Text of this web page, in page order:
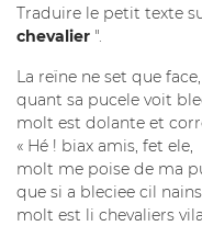
Traduire le petit texte
chevalier ".
La reïne ne set que face,
quant sa pucele voit
molt est dolante et
« Hé ! biax amis, fet ele,
molt me poise de ma
que si a bleciee cil
molt est li chevaliers